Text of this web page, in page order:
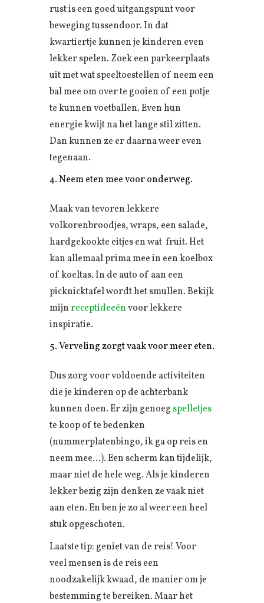
rust is een goed uitgangspunt voor
beweging tussendoor. In dat
kwartiertje kunnen je kinderen even
lekker spelen. Zoek een parkeerplaats
uit met wat speeltoestellen of neem een
bal mee om over te gooien of een potje
te kunnen voetballen. Even hun
energie kwijt na het lange stil zitten.
Dan kunnen ze er daarna weer even
tegenaan.
Neem eten mee voor onderweg.
Maak van tevoren lekkere
volkorenbroodjes, wraps, een salade,
hardgekookte eitjes en wat fruit. Het
kan allemaal prima mee in een koelbox
of koeltas. In de auto of aan een
picknicktafel wordt het smullen. Bekijk
mijnreceptideeënvoor lekkere
inspiratie.
Verveling zorgt vaak voor meer eten.
Dus zorg voor voldoende activiteiten
die je kinderen op de achterbank
kunnen doen. Er zijn genoeg spelletjes
te koop of te bedenken
(nummerplatenbingo, ik ga op reis en
neem mee…). Een scherm kan tijdelijk,
maar niet de hele weg. Als je kinderen
lekker bezig zijn denken ze vaak niet
aan eten. En ben je zo al weer een heel
stuk opgeschoten.
Laatste tip: geniet van de reis! Voor
veel mensen is de reis een
noodzakelijk kwaad, de manier om je
bestemming te bereiken. Maar het